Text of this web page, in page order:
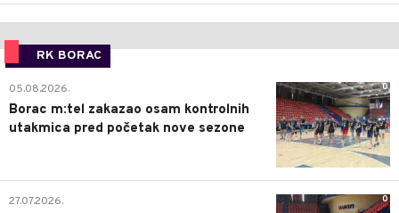
RK BORAC
0
05.08.2026.
Borac m:tel zakazao osam kontrolnih
utakmica pred početak nove sezone
0
27.07.2026.